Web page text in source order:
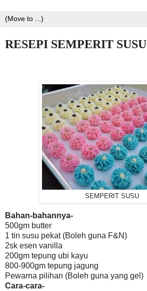
RESEPI SEMPERIT SUSU
SEMPERIT SUSU
Bahan-bahannya-
500gm butter
1 tin susu pekat (Boleh guna F&N)
2sk esen vanilla
200gm tepung ubi kayu
800-900gm tepung jagung
Pewarna pilihan (Boleh guna yang gel)
Cara-cara-